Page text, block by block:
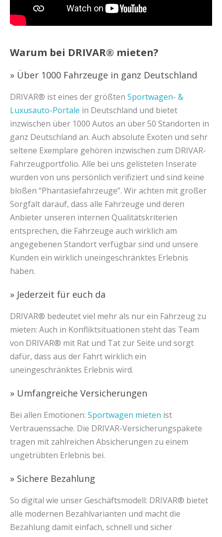
Warum bei DRIVAR® mieten?
» Über 1000 Fahrzeuge in ganz Deutschland
DRIVAR® ist eines der größten Sportwagen- &
Luxusauto-Portale in Deutschland und bietet
inzwischen über 1000 Autos an über 50 Standorten in
ganz Deutschland an. Auch absolute Exoten und sehr
seltene Exemplare gehören inzwischen zum DRIVAR-
Fahrzeugportfolio. Alle bei uns gelisteten Inserate
wurden von uns persönlich verifiziert und sind keine
bloßen “Phantasiefahrzeuge”. Wir achten mit großer
Sorgfalt darauf, dass alle Fahrzeuge und deren
Anbieter unseren internen Qualitätskriterien
entsprechen, die Fahrzeuge auch wirklich am
angegebenen Standort verfügbar sind und unsere
Kunden ein wirklich uneingeschränktes Erlebnis
haben.
» Jederzeit für euch da
DRIVAR® bedeutet viel mehr als nur ein Fahrzeug zu
mieten: Auch in Konfliktsituationen steht das Team
von DRIVAR® mit Rat und Tat zur Seite und sorgt
dafür, dass aus der Fahrt wirklich ein
uneingeschränktes Erlebnis wird.
» Umfangreiche Versicherungen
Bei allen Emotionen: Sportwagen mieten ist
Vertrauenssache. Die DRIVAR-Versicherungspakete
tragen mit zahlreichen Absicherungen zu einem
ungetrübten Erlebnis bei.
» Sichere Bezahlung
So digital wie unser Geschäftsmodell: DRIVAR® bietet
alle modernen Bezahlvarianten und macht die
Bezahlung damit einfach, schnell und sicher